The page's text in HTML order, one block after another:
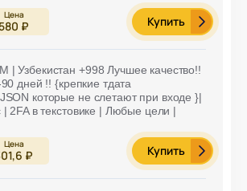
580 ₽ Купить
| Узбекистан +998 Лучшее качество!!
дней !! {крепкие тдата
которые не слетают при входе }|
2FA в текстовике | Любые цели |
₽ Купить